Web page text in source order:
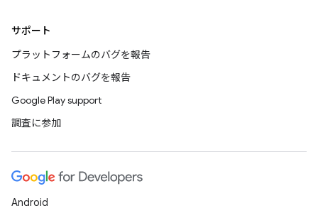
サポート
プラットフォームのバグを報告
ドキュメントのバグを報告
Google Play support
調査に参加
Android